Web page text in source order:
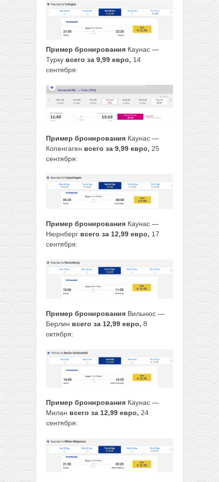
Пример бронирования Каунас —
Турку всего за 9,99 евро, 14
сентября:
Пример бронирования Каунас —
Копенгаген всего за 9,99 евро, 25
сентября:
Пример бронирования Каунас —
Нюрнберг всего за 12,99 евро, 17
сентября:
Пример бронирования Вильнюс —
Берлин всего за 12,99 евро, 8
октября:
Пример бронирования Каунас —
Милан всего за 12,99 евро, 24
сентября: